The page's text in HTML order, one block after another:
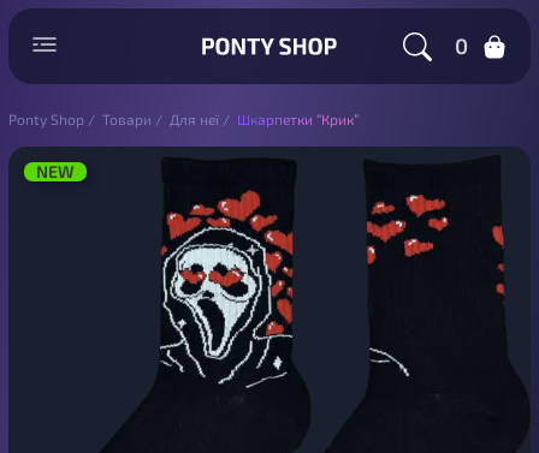
0
Ponty Shop / Товари / Для неї / Шкарпетки “Крик”
NEW